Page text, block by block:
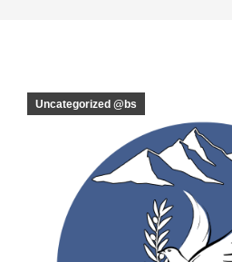
Uncategorized @bs